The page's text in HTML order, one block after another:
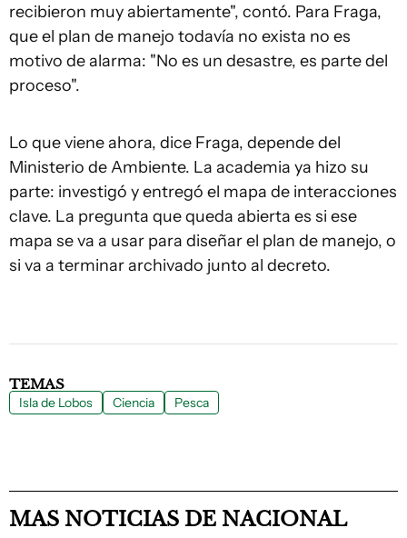
recibieron muy abiertamente", contó. Para Fraga,
que el plan de manejo todavía no exista no es
motivo de alarma: "No es un desastre, es parte del
proceso".
Lo que viene ahora, dice Fraga, depende del
Ministerio de Ambiente. La academia ya hizo su
parte: investigó y entregó el mapa de interacciones
clave. La pregunta que queda abierta es si ese
mapa se va a usar para diseñar el plan de manejo, o
si va a terminar archivado junto al decreto.
TEMAS
Isla de Lobos Ciencia Pesca
MAS NOTICIAS DE NACIONAL